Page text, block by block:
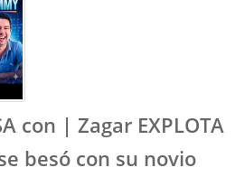
con | Zagar EXPLOTA
besó con su novio